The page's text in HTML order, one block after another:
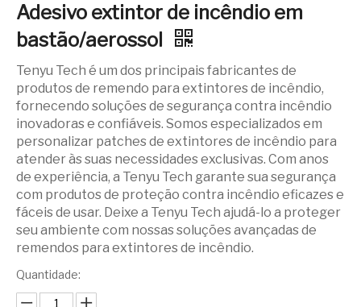
Adesivo extintor de incêndio em
bastão/aerossol
Tenyu Tech é um dos principais fabricantes de
produtos de remendo para extintores de incêndio,
fornecendo soluções de segurança contra incêndio
inovadoras e confiáveis. Somos especializados em
personalizar patches de extintores de incêndio para
atender às suas necessidades exclusivas. Com anos
de experiência, a Tenyu Tech garante sua segurança
com produtos de proteção contra incêndio eficazes e
fáceis de usar. Deixe a Tenyu Tech ajudá-lo a proteger
seu ambiente com nossas soluções avançadas de
remendos para extintores de incêndio.
Quantidade: